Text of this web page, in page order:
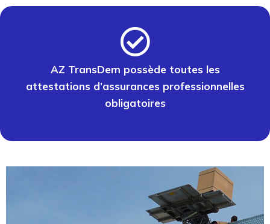
AZ TransDem possède toutes les
attestations d’assurances professionnelles
obligatoires